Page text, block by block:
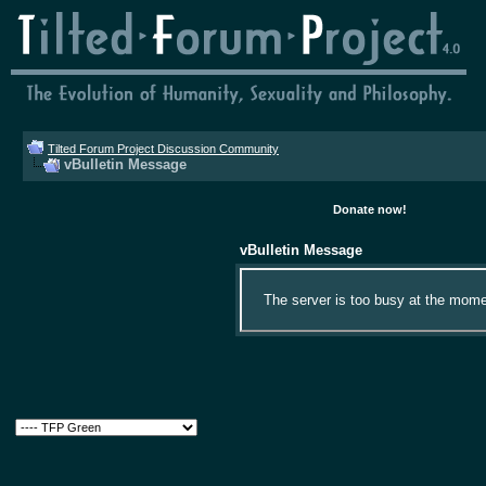
Tilted Forum Project Discussion Community
vBulletin Message
Donate now!
vBulletin Message
The server is too busy at the